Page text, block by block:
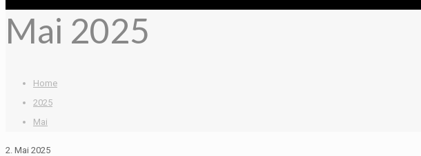
Mai 2025
Home
2025
Mai
2. Mai 2025